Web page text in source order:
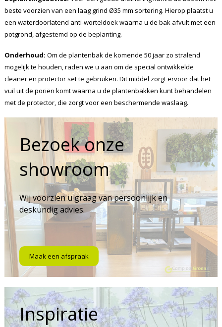
beste voorzien van een laag grind Ø35 mm sortering. Hierop plaatst u
een waterdoorlatend anti-worteldoek waarna u de bak afvult met een
potgrond, afgestemd op de beplanting.
Onderhoud: Om de plantenbak de komende 50 jaar zo stralend
mogelijk te houden, raden we u aan om de special ontwikkelde
cleaner en protector set te gebruiken. Dit middel zorgt ervoor dat het
vuil uit de poriën komt waarna u de plantenbakken kunt behandelen
met de protector, die zorgt voor een beschermende waslaag.
Bezoek onze
showroom
Wij voorzien u graag van persoonlijk en
deskundig advies.
Maak een afspraak
Inspiratie